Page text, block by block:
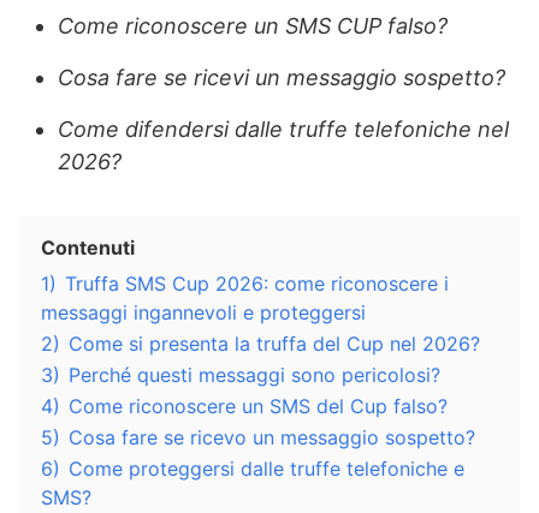
Come riconoscere un SMS CUP falso?
Cosa fare se ricevi un messaggio sospetto?
Come difendersi dalle truffe telefoniche nel
2026?
Contenuti
1) Truffa SMS Cup 2026: come riconoscere i
messaggi ingannevoli e proteggersi
2) Come si presenta la truffa del Cup nel 2026?
3) Perché questi messaggi sono pericolosi?
4) Come riconoscere un SMS del Cup falso?
5) Cosa fare se ricevo un messaggio sospetto?
6) Come proteggersi dalle truffe telefoniche e
SMS?